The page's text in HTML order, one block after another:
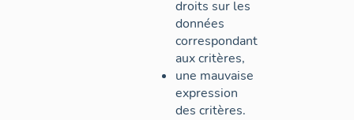
droits sur les
données
correspondant
aux critères,
une mauvaise
expression
des critères.